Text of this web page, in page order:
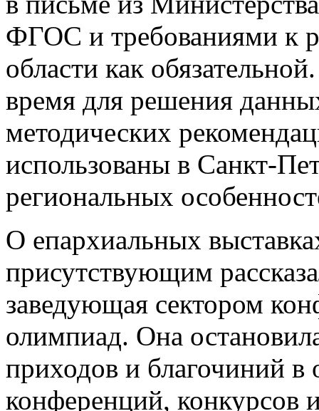
ФГОС и требованиями к
области как
время для решения
методических
использованы в Санкт-
региональных
О епархиальных
присутствующим
заведующая сектором
олимпиад. Она
приходов и благочиний в
конференций, конкурсов